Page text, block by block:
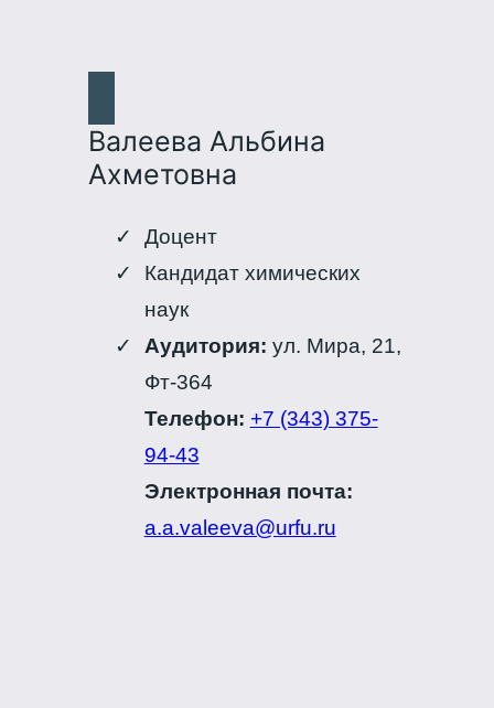
Валеева Альбина
Ахметовна
Доцент
Кандидат химических
наук
Аудитория: ул. Мира, 21,
Фт-364
Телефон: +7 (343) 375-
94-43
Электронная почта:
a.a.valeeva@urfu.ru